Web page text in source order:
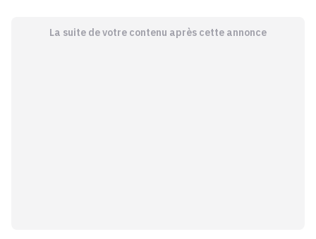
La suite de votre contenu après cette annonce